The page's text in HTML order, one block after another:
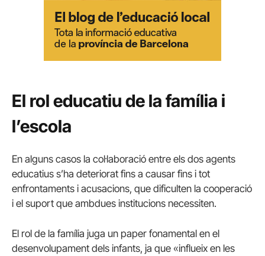
El rol educatiu de la família i
l’escola
En alguns casos la col·laboració entre els dos agents
educatius s’ha deteriorat fins a causar fins i tot
enfrontaments i acusacions, que dificulten la cooperació
i el suport que ambdues institucions necessiten.
El rol de la família juga un paper fonamental en el
desenvolupament dels infants, ja que «influeix en les